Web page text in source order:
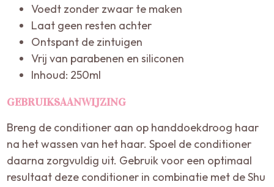
Voedt zonder zwaar te maken
Laat geen resten achter
Ontspant de zintuigen
Vrij van parabenen en siliconen
Inhoud: 250ml
GEBRUIKSAANWIJZING
Breng de conditioner aan op handdoekdroog haar
na het wassen van het haar. Spoel de conditioner
daarna zorgvuldig uit. Gebruik voor een optimaal
resultaat deze conditioner in combinatie met de Shu